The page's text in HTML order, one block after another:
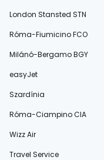
London Stansted STN
Róma-Fiumicino FCO
Milánó-Bergamo BGY
easyJet
Szardínia
Róma-Ciampino CIA
Wizz Air
Travel Service